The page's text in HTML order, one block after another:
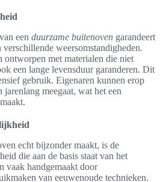
een duurzame buitenoven garandeert
verschillende weersomstandigheden.
ontworpen met materialen die niet
een lange levensduur garanderen. Dit
gebruik. Eigenaren kunnen erop
meegaat, wat het een
echt bijzonder maakt, is de
die aan de basis staat van het
vaak handgemaakt door
van eeuwenoude technieken.